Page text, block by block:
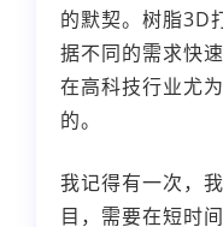
的默契。树脂3D
据不同的需求快
在高科技行业尤
的。
我记得有一次，
目，需要在短时